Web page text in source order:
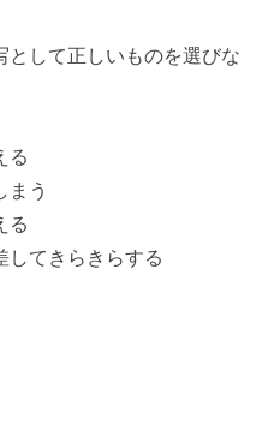
として正しいものを選びな
る
まう
る
してきらきらする